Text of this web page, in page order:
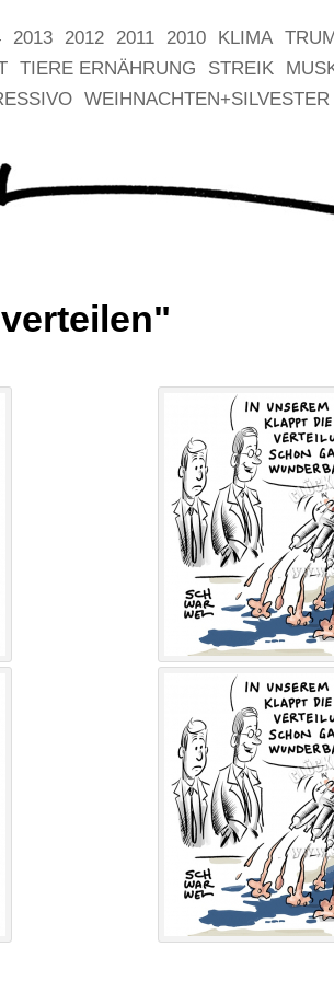
2013 2012 2011 2010 KLIMA
TIERE ERNÄHRUNG STREIK
WEIHNACHTEN+SILVESTER